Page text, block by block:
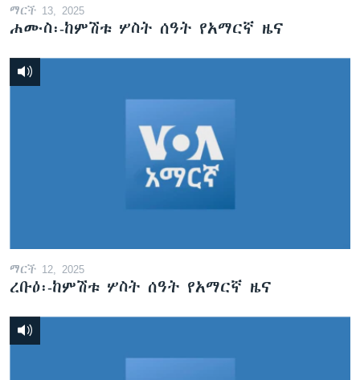
ማርች 13, 2025
ሐሙስ፡-ከምሽቱ ሦስት ሰዓት የአማርኛ ዜና
ማርች 12, 2025
ረቡዕ፡-ከምሽቱ ሦስት ሰዓት የአማርኛ ዜና